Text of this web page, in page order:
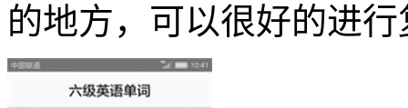
的地方，可以很好的进